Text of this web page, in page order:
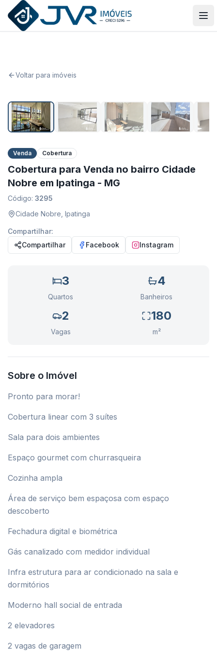
JVR Imóveis
Voltar para imóveis
Venda Cobertura
Cobertura para Venda no bairro Cidade
Nobre em Ipatinga - MG
Código: 3295
Cidade Nobre Ipatinga
Compartilhar:
Compartilhar
Facebook Instagram
3
Quartos
4
Banheiros
2
Vagas
180
m²
Sobre o Imóvel
Pronto para morar!
Cobertura linear com 3 suítes
Sala para dois ambientes
Espaço gourmet com churrasqueira
Cozinha ampla
Área de serviço bem espaçosa com espaço
descoberto
Fechadura digital e biométrica
Gás canalizado com medidor individual
Infra estrutura para ar condicionado na sala e
dormitórios
Moderno hall social de entrada
2 elevadores
2 vagas de garagem